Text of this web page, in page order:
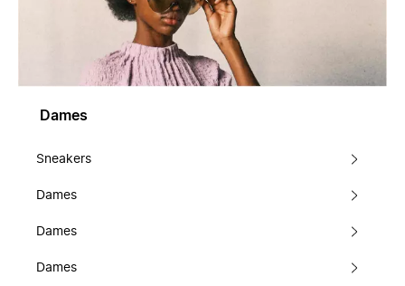
Dames
Sneakers
Dames
Dames
Dames